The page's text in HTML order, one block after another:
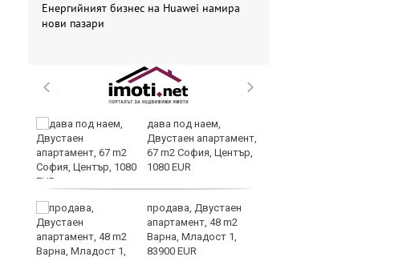
Енергийният бизнес на Huawei намира
нови пазари
дава под наем,
Двустаен апартамент,
67 m2 София, Център,
1080 EUR
продава, Двустаен
апартамент, 48 m2
Варна, Младост 1,
83900 EUR